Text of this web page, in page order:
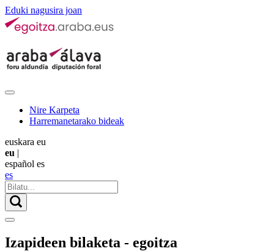
Eduki nagusira joan
Nire Karpeta
Harremanetarako bideak
euskara eu
eu |
español es
es
Izapideen bilaketa - egoitza